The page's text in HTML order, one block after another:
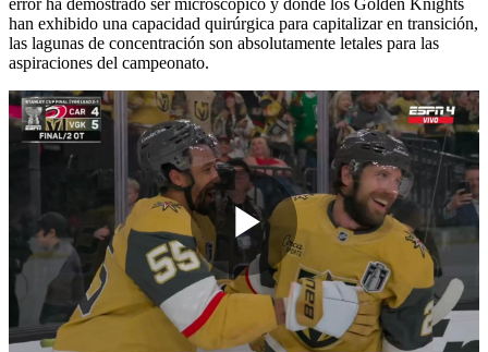
han exhibido una capacidad quirúrgica para capitalizar en transición,
las lagunas de concentración son absolutamente letales para las
aspiraciones del campeonato.
Play